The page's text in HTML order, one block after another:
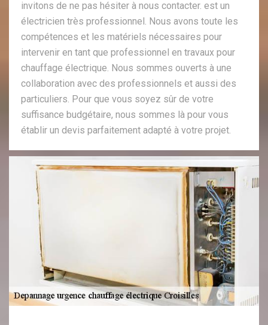
invitons de ne pas hésiter à nous contacter. est un
électricien très professionnel. Nous avons toute les
compétences et les matériels nécessaires pour
intervenir en tant que professionnel en travaux pour
chauffage électrique. Nous sommes ouverts à une
collaboration avec des professionnels et aussi des
particuliers. Pour que vous soyez sûr de votre
suffisance budgétaire, nous sommes là pour vous
établir un devis parfaitement adapté à votre projet.